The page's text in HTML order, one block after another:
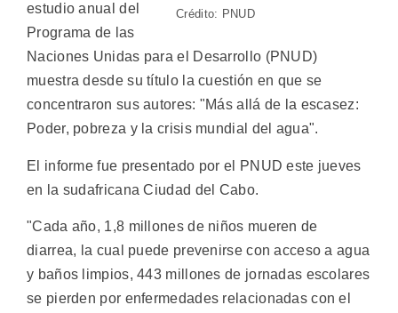
Crédito: PNUD
estudio anual del
Programa de las
Naciones Unidas para el Desarrollo (PNUD)
muestra desde su título la cuestión en que se
concentraron sus autores: "Más allá de la escasez:
Poder, pobreza y la crisis mundial del agua".
El informe fue presentado por el PNUD este jueves
en la sudafricana Ciudad del Cabo.
"Cada año, 1,8 millones de niños mueren de
diarrea, la cual puede prevenirse con acceso a agua
y baños limpios, 443 millones de jornadas escolares
se pierden por enfermedades relacionadas con el